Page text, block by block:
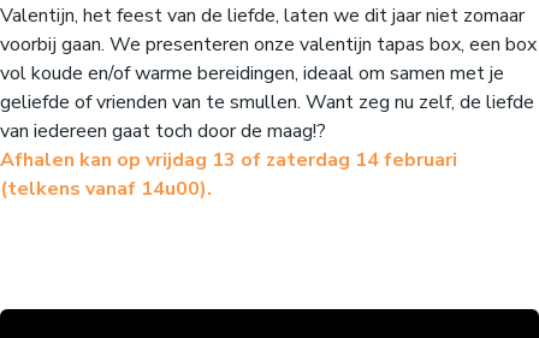
Valentijn, het feest van de liefde, laten we dit jaar niet zomaar
voorbij gaan. We presenteren onze valentijn tapas box, een box
vol koude en/of warme bereidingen, ideaal om samen met je
geliefde of vrienden van te smullen. Want zeg nu zelf, de liefde
van iedereen gaat toch door de maag!?
Afhalen kan op vrijdag 13 of zaterdag 14 februari
(telkens vanaf 14u00).